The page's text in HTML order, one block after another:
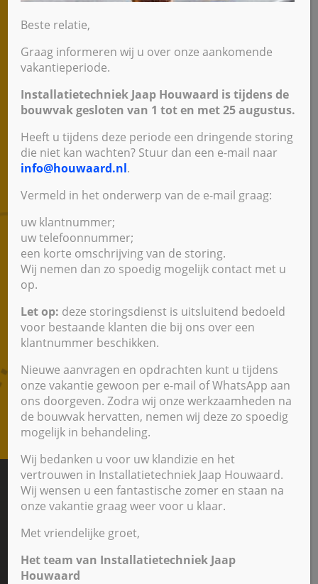
omdat de warmtepomp tot minimaal 0 graden
van de isolatie van de woning. De cv-ketel
verzorgt ook het warme tapwater.
“Beste warmtepomp”: stilste en grootste
Volgens onafhankelijk onderzoek van de
Consumentenbond (”Beste warmtepomp”,
december 2020) levert de combinatie van de
Compress 7400i AW buitenunit en de Compress
Hybrid binnenunit “de grootste
energiebesparing op van alle geteste merken”.
Ook is het de “stilste warmtepomp uit de test”.
Compress en EnviLine hybride warmtepompen
van Nefit Bosch zijn er vanaf € 2.365,-
installatie. De subsidie (ISDE) is in dit bedrag
verrekend.
Beste relatie,
Graag informeren wij u over onze aankomende
vakantieperiode.
Installatietechniek Jaap Houwaard is tijdens de
bouwvak gesloten van 1 tot en met 25 augustus.
Heeft u tijdens deze periode een dringende storing
die niet kan wachten? Stuur dan een e-mail naar
info@houwaard.nl.
Vermeld in het onderwerp van de e-mail graag:
uw klantnummer;
uw telefoonnummer;
een korte omschrijving van de storing.
Wij nemen dan zo spoedig mogelijk contact met u
op.
Let op: deze storingsdienst is uitsluitend bedoeld
voor bestaande klanten die bij ons over een
klantnummer beschikken.
Nieuwe aanvragen en opdrachten kunt u tijdens
onze vakantie gewoon per e-mail of WhatsApp aan
ons doorgeven. Zodra wij onze werkzaamheden na
de bouwvak hervatten, nemen wij deze zo spoedig
mogelijk in behandeling.
Wij bedanken u voor uw klandizie en het
vertrouwen in Installatietechniek Jaap Houwaard.
Wij wensen u een fantastische zomer en staan na
onze vakantie graag weer voor u klaar.
Met vriendelijke groet,
Het team van Installatietechniek Jaap
Houwaard